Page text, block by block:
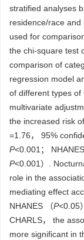
stratified analyses
residence/race
used for
the chi-square test
comparison of
regression model
of different types of
multivariate
the increased risk
=1.76， 95%
P<0.001；
P<0.001）.
role in the
mediating effect
NHANES （P<0.05
CHARLS， the
more significant in